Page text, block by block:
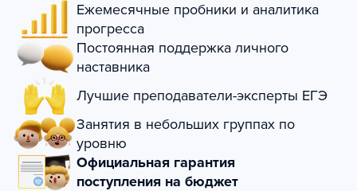
Ежемесячные пробники и аналитика
прогресса
Постоянная поддержка личного
наставника
Лучшие преподаватели-эксперты ЕГЭ
Занятия в небольших группах по
уровню
Официальная гарантия
поступления на бюджет